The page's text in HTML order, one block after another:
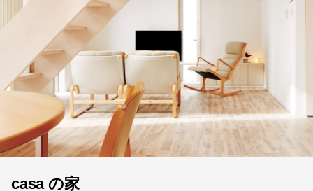
casa の家